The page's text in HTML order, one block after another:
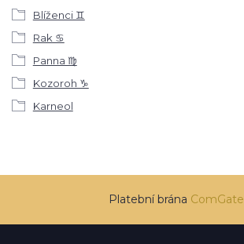
Blíženci ♊
Rak ♋
Panna ♍
Kozoroh ♑
Karneol
Platební brána ComGate